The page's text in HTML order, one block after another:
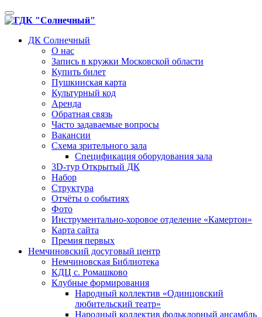
Toggle
navigation
ДК Солнечный
О нас
Запись в кружки Московской области
Купить билет
Пушкинская карта
Культурный код
Аренда
Обратная связь
Часто задаваемые вопросы
Вакансии
Схема зрительного зала
Спецификация оборудования зала
3D-тур Открытый ДК
Набор
Структура
Отчёты о событиях
Фото
Инструментально-хоровое отделение «Камертон»
Карта сайта
Премия первых
Немчиновский досуговый центр
Немчиновская Библиотека
КДЦ с. Ромашково
Клубные формирования
Народный коллектив «Одинцовский
любительский театр»
Народный коллектив фольклорный ансамбль